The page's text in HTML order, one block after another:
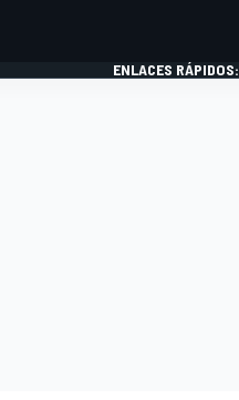
ENLACES RÁPIDOS: